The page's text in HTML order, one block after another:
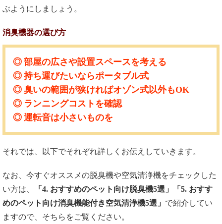
ぶようにしましょう。
消臭機器の選び方
部屋の広さや設置スペースを考える
持ち運びたいならポータブル式
臭いの範囲が狭ければオゾン式以外もOK
ランニングコストを確認
運転音は小さいものを
それでは、以下でそれぞれ詳しくお伝えしていきます。
なお、今すぐオススメの脱臭機や空気清浄機をチェックした
い方は、
「4. おすすめのペット向け脱臭機5選」「5. おすす
めのペット向け消臭機能付き空気清浄機5選」 で紹介してい
ますので、そちらをご覧ください。